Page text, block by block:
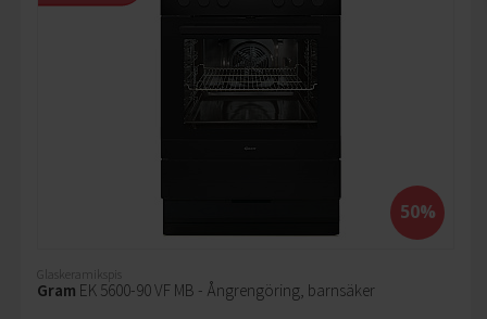
50%
Glaskeramikspis
Gram EK 5600-90 VF MB - Ångrengöring, barnsäker